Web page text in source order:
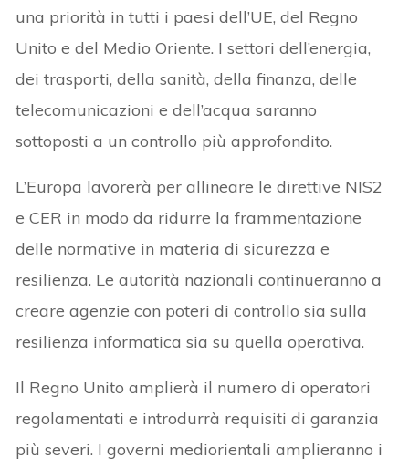
una priorità in tutti i paesi dell’UE, del Regno
Unito e del Medio Oriente. I settori dell’energia,
dei trasporti, della sanità, della finanza, delle
telecomunicazioni e dell’acqua saranno
sottoposti a un controllo più approfondito.
L’Europa lavorerà per allineare le direttive NIS2
e CER in modo da ridurre la frammentazione
delle normative in materia di sicurezza e
resilienza. Le autorità nazionali continueranno a
creare agenzie con poteri di controllo sia sulla
resilienza informatica sia su quella operativa.
Il Regno Unito amplierà il numero di operatori
regolamentati e introdurrà requisiti di garanzia
più severi. I governi mediorientali amplieranno i